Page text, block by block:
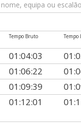
Tempo Bruto Tempo
01:04:03
01:06:22
01:09:39
01:12:01